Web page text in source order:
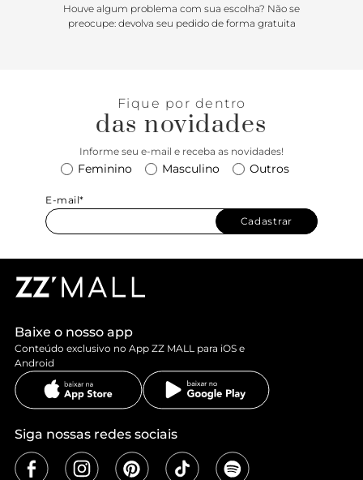
Houve algum problema com sua escolha? Não se
preocupe: devolva seu pedido de forma gratuita
Fique por dentro
das novidades
Informe seu e-mail e receba as novidades!
Feminino Masculino Outros
E-mail*
Cadastrar
Baixe o nosso app
Conteúdo exclusivo no App ZZ MALL para iOS e
Android
Siga nossas redes sociais